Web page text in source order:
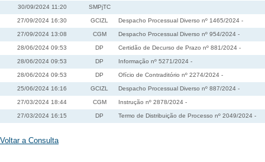
30/09/2024 11:20 SMPjTC
27/09/2024 16:30 GCIZL Despacho Processual Diverso nº 1465/2024 -
27/09/2024 13:08 CGM Despacho Processual Diverso nº 954/2024 -
28/06/2024 09:53 DP Certidão de Decurso de Prazo nº 881/2024 -
28/06/2024 09:53 DP Informação nº 5271/2024 -
28/06/2024 09:53 DP Ofício de Contraditório nº 2274/2024 -
25/06/2024 16:16 GCIZL Despacho Processual Diverso nº 887/2024 -
27/03/2024 18:44 CGM Instrução nº 2878/2024 -
27/03/2024 16:15 DP Termo de Distribuição de Processo nº 2049/2024 -
Voltar a Consulta